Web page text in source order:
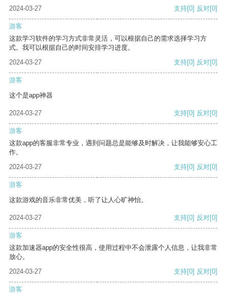
2024-03-27 支持[0] 反对[0]
游客
这款学习软件的学习方式非常灵活，可以根据自己的需求选择学习方
式。我可以根据自己的时间安排学习进度。
2024-03-27
支持[0] 反对[0]
游客
这个是app神器
2024-03-27 支持[0] 反对[0]
游客
这款app的客服非常专业，遇到问题总是能够及时解决，让我能够安心工
作。
2024-03-27
支持[0] 反对[0]
游客
这款游戏的音乐非常优美，听了让人心旷神怡。
2024-03-27 支持[0] 反对[0]
游客
这款加速器app的安全性很高，使用过程中不会泄露个人信息，让我非常
放心。
2024-03-27
支持[0] 反对[0]
游客